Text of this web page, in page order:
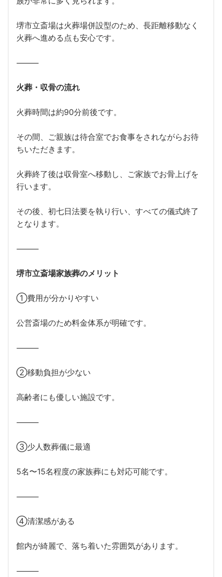
堺市立斎場は火葬場併設型のため、長距離移動なく
火葬へ進める点も安心です。
⸻
火葬・収骨の流れ
火葬時間は約90分前後です。
その間、ご親族は待合室でお食事をされながらお待
ちいただきます。
火葬終了後は収骨室へ移動し、ご家族でお骨上げを
行います。
その後、初七日法要を執り行い、すべての儀式終了
となります。
⸻
堺市立斎場家族葬のメリット
①費用が分かりやすい
公営斎場のため料金体系が明確です。
⸻
②移動負担が少ない
高齢者にも優しい施設です。
⸻
③少人数葬儀に最適
5名〜15名程度の家族葬にも対応可能です。
⸻
④清潔感がある
館内が綺麗で、落ち着いた雰囲気があります。
⸻